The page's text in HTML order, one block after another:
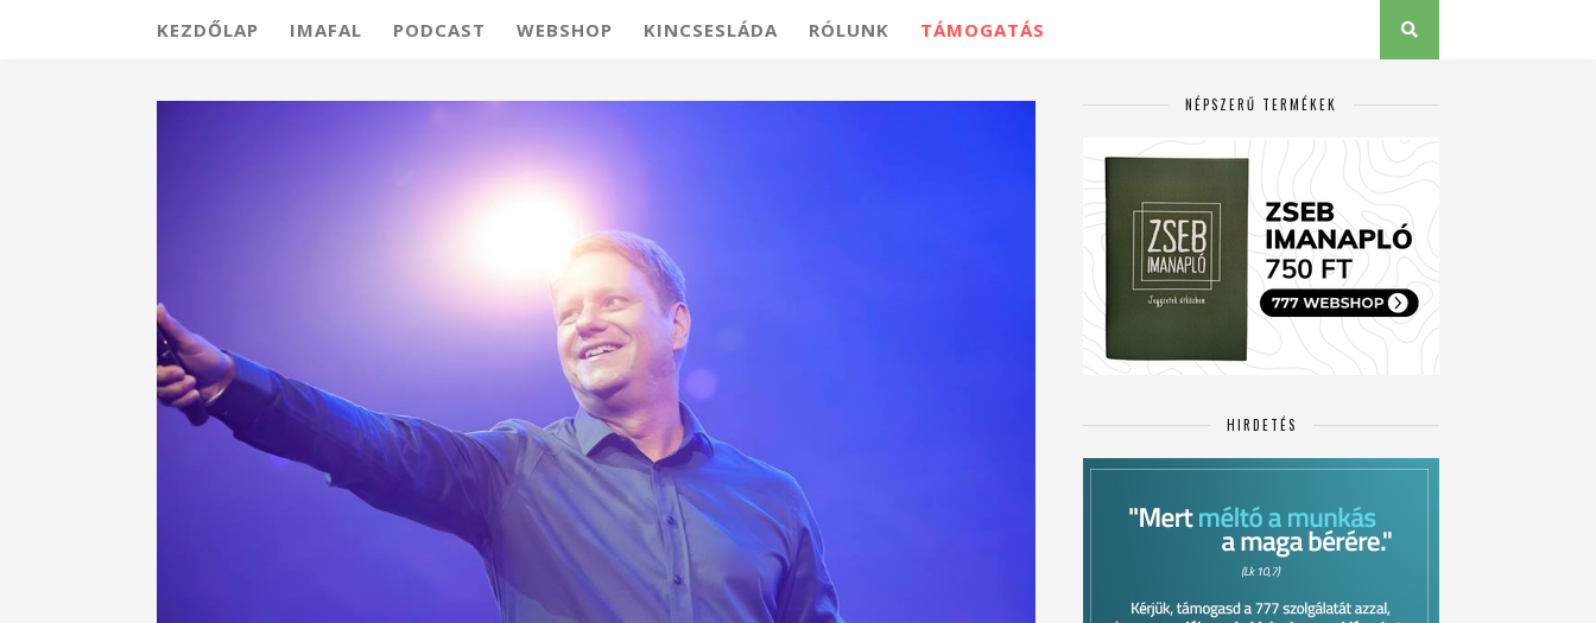
KEZDŐLAP IMAFAL PODCAST WEBSHOP KINCSESLÁDA RÓLUNK TÁMOGATÁS
NÉPSZERŰ TERMÉKEK
HIRDETÉS